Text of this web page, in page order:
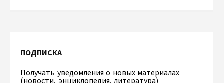
ПОДПИСКА
Получать уведомления о новых материалах
(новости, энциклопедия, литература)